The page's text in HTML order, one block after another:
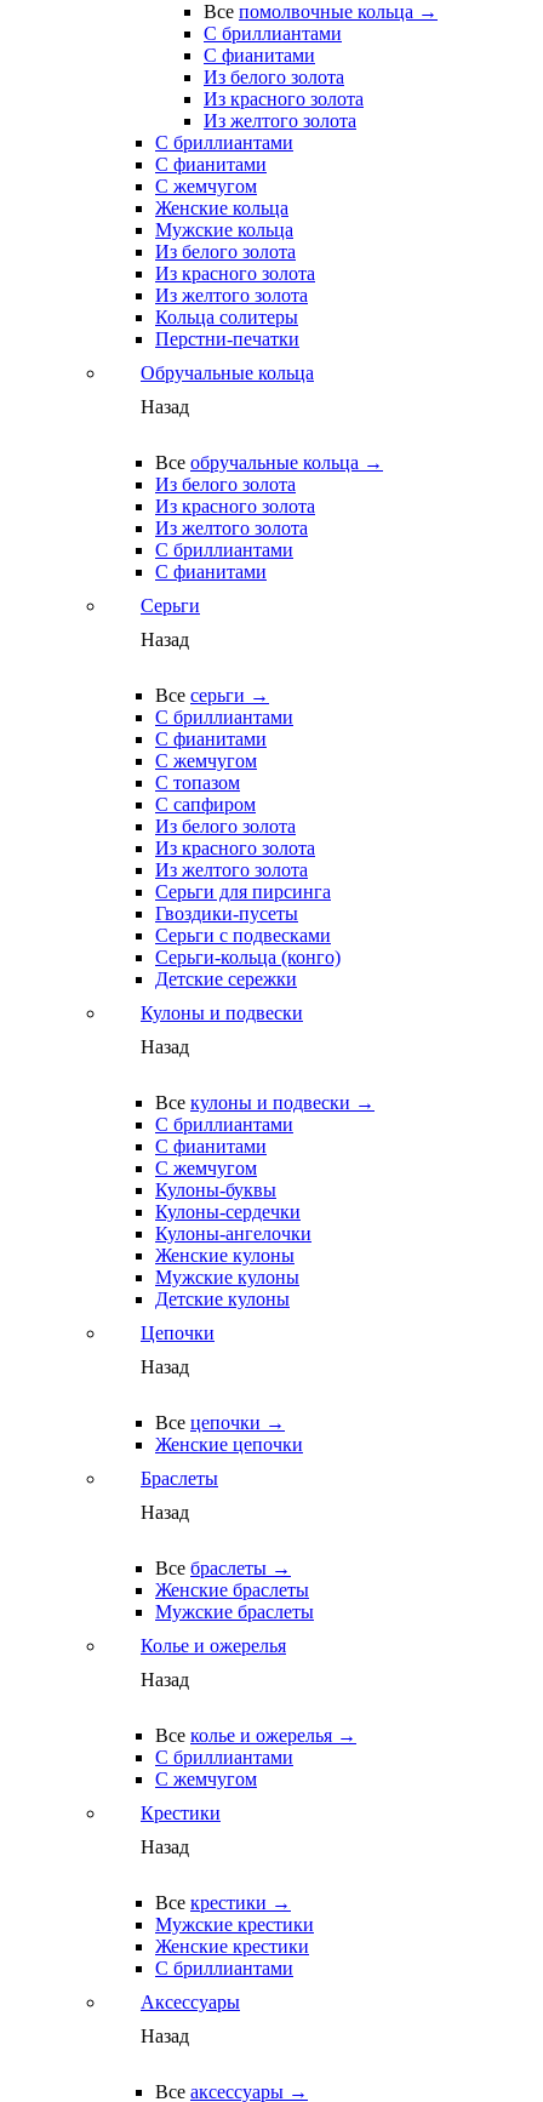
Все помолвочные кольца →
С бриллиантами
С фианитами
Из белого золота
Из красного золота
Из желтого золота
С бриллиантами
С фианитами
С жемчугом
Женские кольца
Мужские кольца
Из белого золота
Из красного золота
Из желтого золота
Кольца солитеры
Перстни-печатки
Обручальные кольца
Назад
Все обручальные кольца →
Из белого золота
Из красного золота
Из желтого золота
С бриллиантами
С фианитами
Серьги
Назад
Все серьги →
С бриллиантами
С фианитами
С жемчугом
С топазом
С сапфиром
Из белого золота
Из красного золота
Из желтого золота
Серьги для пирсинга
Гвоздики-пусеты
Серьги с подвесками
Серьги-кольца (конго)
Детские сережки
Кулоны и подвески
Назад
Все кулоны и подвески →
С бриллиантами
С фианитами
С жемчугом
Кулоны-буквы
Кулоны-сердечки
Кулоны-ангелочки
Женские кулоны
Мужские кулоны
Детские кулоны
Цепочки
Назад
Все цепочки →
Женские цепочки
Браслеты
Назад
Все браслеты →
Женские браслеты
Мужские браслеты
Колье и ожерелья
Назад
Все колье и ожерелья →
С бриллиантами
С жемчугом
Крестики
Назад
Все крестики →
Мужские крестики
Женские крестики
С бриллиантами
Аксессуары
Назад
Все аксессуары →